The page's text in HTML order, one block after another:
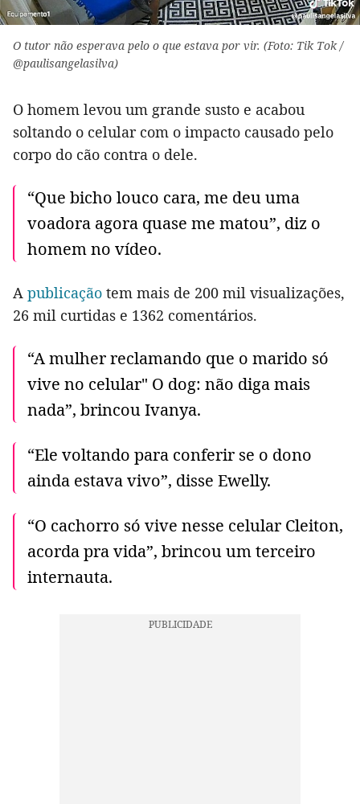
O tutor não esperava pelo o que estava por vir. (Foto: Tik Tok /
@paulisangelasilva)
O homem levou um grande susto e acabou
soltando o celular com o impacto causado pelo
corpo do cão contra o dele.
“Que bicho louco cara, me deu uma
voadora agora quase me matou”, diz o
homem no vídeo.
A publicação tem mais de 200 mil visualizações,
26 mil curtidas e 1362 comentários.
“A mulher reclamando que o marido só
vive no celular" O dog: não diga mais
nada”, brincou Ivanya.
“Ele voltando para conferir se o dono
ainda estava vivo”, disse Ewelly.
“O cachorro só vive nesse celular Cleiton,
acorda pra vida”, brincou um terceiro
internauta.